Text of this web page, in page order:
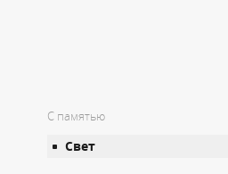
С памятью
Свет